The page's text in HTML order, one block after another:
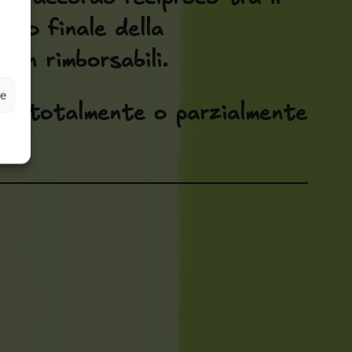
finale della
rimborsabili.
totalmente o parzialmente